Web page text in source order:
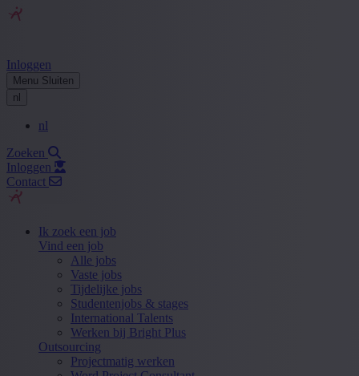
Inloggen
Menu Sluiten
nl
nl
Zoeken
Inloggen
Contact
Ik zoek een job
Vind een job
Alle jobs
Vaste jobs
Tijdelijke jobs
Studentenjobs & stages
International Talents
Werken bij Bright Plus
Outsourcing
Projectmatig werken